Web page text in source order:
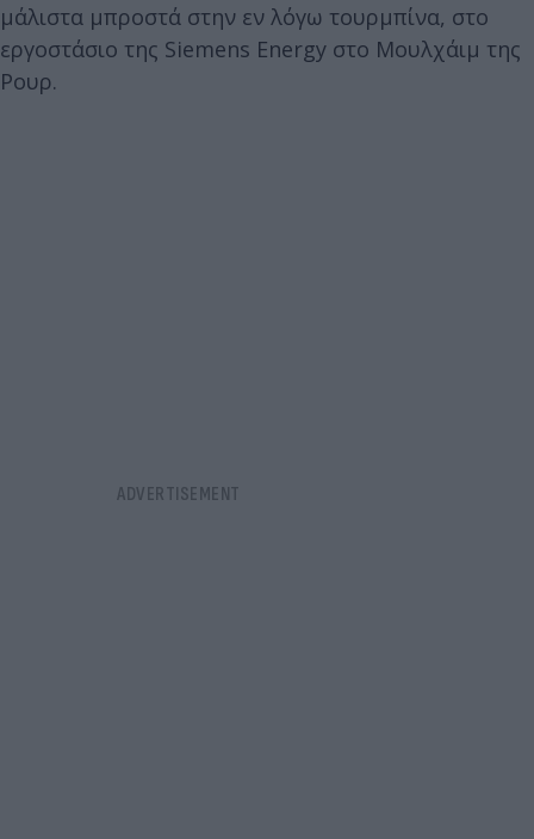
μάλιστα μπροστά στην εν λόγω τουρμπίνα, στο
εργοστάσιο της Siemens Energy στο Μουλχάιμ της
Ρουρ.